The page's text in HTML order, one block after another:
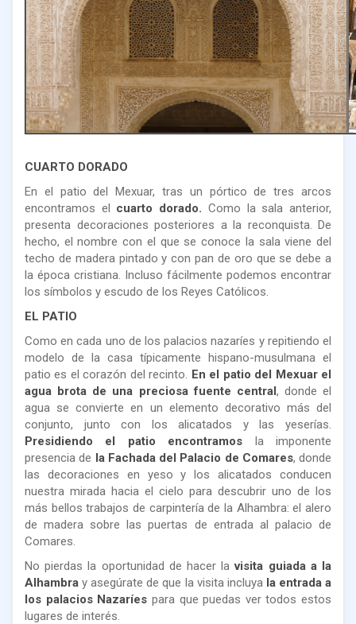
CUARTO DORADO
En el patio del Mexuar, tras un pórtico de tres arcos
encontramos el cuarto dorado. Como la sala anterior,
presenta decoraciones posteriores a la reconquista. De
hecho, el nombre con el que se conoce la sala viene del
techo de madera pintado y con pan de oro que se debe a
la época cristiana. Incluso fácilmente podemos encontrar
los símbolos y escudo de los Reyes Católicos.
EL PATIO
Como en cada uno de los palacios nazaríes y repitiendo el
modelo de la casa típicamente hispano-musulmana el
patio es el corazón del recinto. En el patio del Mexuar el
agua brota de una preciosa fuente central, donde el
agua se convierte en un elemento decorativo más del
conjunto, junto con los alicatados y las yeserías.
Presidiendo el patio encontramos la imponente
presencia de la Fachada del Palacio de Comares, donde
las decoraciones en yeso y los alicatados conducen
nuestra mirada hacia el cielo para descubrir uno de los
más bellos trabajos de carpintería de la Alhambra: el alero
de madera sobre las puertas de entrada al palacio de
Comares.
No pierdas la oportunidad de hacer lavisita guiada a la
Alhambray asegúrate de que la visita incluyala entrada a
los palacios Nazaríes para que puedas ver todos estos
lugares de interés.